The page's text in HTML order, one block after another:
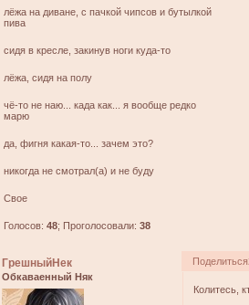
лёжа на диване, с пачкой чипсов и бутылкой
пива
сидя в кресле, закинув ноги куда-то
лёжа, сидя на полу
чё-то не наю... када как... я вообще редко
марю
да, фигня какая-то... зачем это?
никогда не смотрал(а) и не буду
Свое
Голосов: 48; Проголосовали: 38
Поделиться
ГрешныйНек
Обкаваенный Няк
Колитесь,